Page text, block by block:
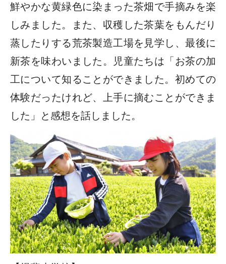
鮮やかな黄緑色に染まった茶畑で手摘みを楽
しみました。また、収穫した茶葉をもんだり
蒸したりする荒茶製造工場を見学し、最後に
新茶を味わいました。児童たちは「お茶の加
工について知ることができました。初めての
体験だったけれど、上手に摘むことができま
した」と感想を話しました。